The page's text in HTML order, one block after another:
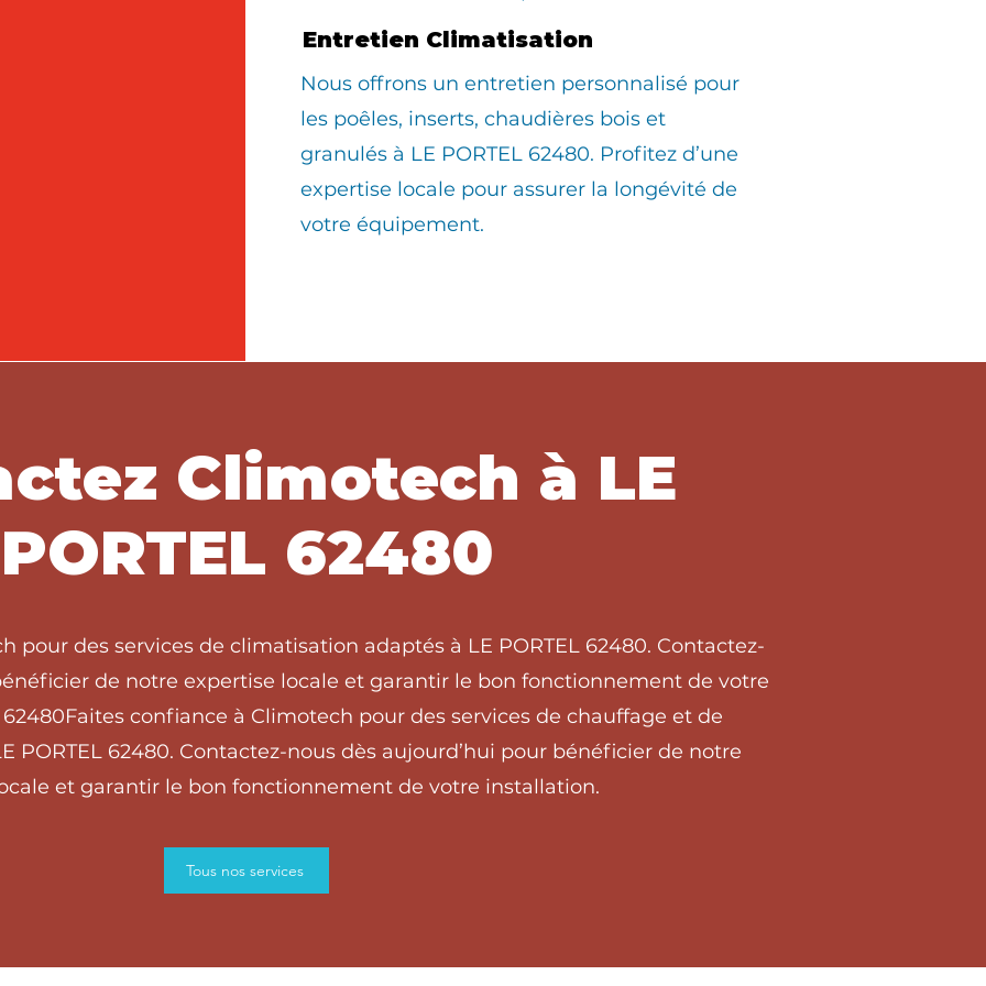
Entretien Climatisation
Nous offrons un entretien personnalisé pour
les poêles, inserts, chaudières bois et
granulés à LE PORTEL 62480. Profitez d’une
expertise locale pour assurer la longévité de
votre équipement.
Climotech à LE
PORTEL 62480
pour des services de climatisation adaptés à LE PORTEL 62480. Contactez-
de notre expertise locale et garantir le bon fonctionnement de votre
62480Faites confiance à Climotech pour des services de chauffage et de
PORTEL 62480. Contactez-nous dès aujourd’hui pour bénéficier de notre
et garantir le bon fonctionnement de votre installation.
Tous nos services